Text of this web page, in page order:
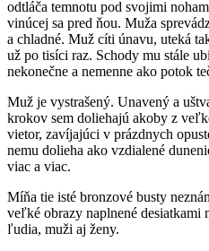
odtláča temnotu pod svojimi
vinúcej sa pred ňou. Muža
a chladné. Muž cíti únavu, uteká
už po tisíci raz. Schody mu stále
nekonečne a nemenne ako potok
Muž je vystrašený. Unavený a
krokov sem doliehajú akoby z
vietor, zavíjajúci v prázdnych
nemu dolieha ako vzdialené
viac a viac.
Míňa tie isté bronzové busty
veľké obrazy naplnené desiatkami
ľudia, muži aj ženy.